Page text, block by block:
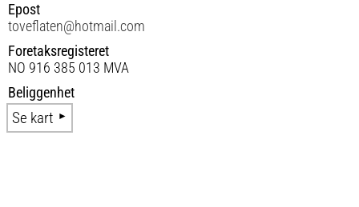
Epost
toveflaten@hotmail.com
Foretaksregisteret
NO 916 385 013 MVA
Beliggenhet
Se kart